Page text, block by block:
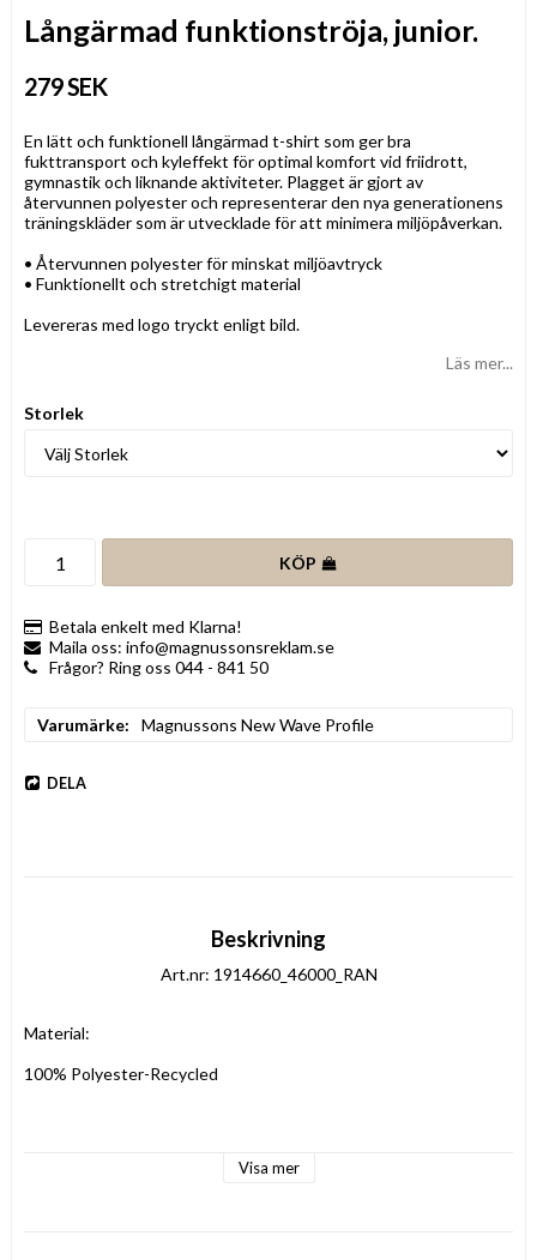
Långärmad funktionströja, junior.
279 SEK
En lätt och funktionell långärmad t-shirt som ger bra
fukttransport och kyleffekt för optimal komfort vid friidrott,
gymnastik och liknande aktiviteter. Plagget är gjort av
återvunnen polyester och representerar den nya generationens
träningskläder som är utvecklade för att minimera miljöpåverkan.
• Återvunnen polyester för minskat miljöavtryck
• Funktionellt och stretchigt material
Levereras med logo tryckt enligt bild.
Läs mer...
Storlek
KÖP
Betala enkelt med Klarna!
Maila oss: info@magnussonsreklam.se
Frågor? Ring oss 044 - 841 50
Varumärke Magnussons New Wave Profile
DELA
Beskrivning
Art.nr: 1914660_46000_RAN
Material:
100% Polyester-Recycled
Visa mer